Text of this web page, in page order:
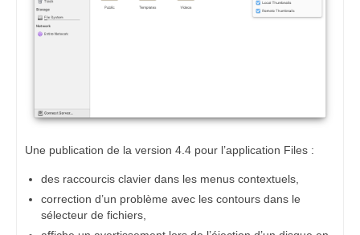
Une publication de la version 4.4 pour l’application Files :
des raccourcis clavier dans les menus contextuels,
correction d’un problème avec les contours dans le
sélecteur de fichiers,